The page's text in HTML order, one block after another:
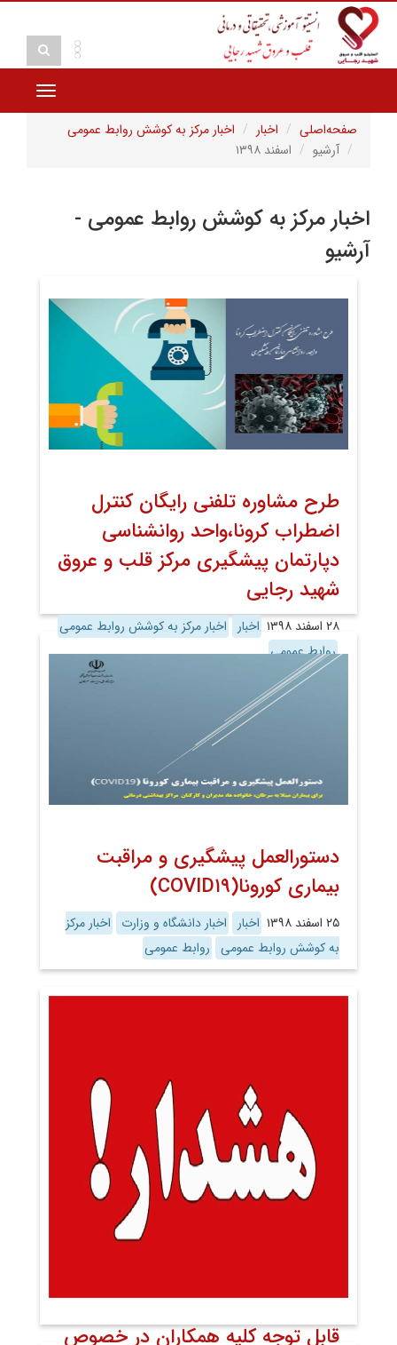
Toggle
صفحه‌اصلی
اخبار
اخبار مرکز به کوشش روابط عمومی
آرشیو
اسفند ۱۳۹۸
اخبار مرکز به کوشش روابط عمومی -
آرشیو
طرح مشاوره تلفنی رایگان کنترل
اضطراب کرونا،واحد روانشناسی
دپارتمان پیشگیری مرکز قلب و عروق
شهید رجایی
۲۸ اسفند ۱۳۹۸ اخبار
اخبار مرکز به کوشش روابط عمومی
روابط عمومی
دستورالعمل پیشگیری و مراقبت
بیماری کورونا(COVID۱۹)
۲۵ اسفند ۱۳۹۸ اخبار اخبار دانشگاه و وزارت
اخبار مرکز
به کوشش روابط عمومی روابط عمومی
قابل توجه کلیه همکاران در خصوص